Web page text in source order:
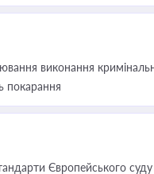
виконання
покарання
Європейського